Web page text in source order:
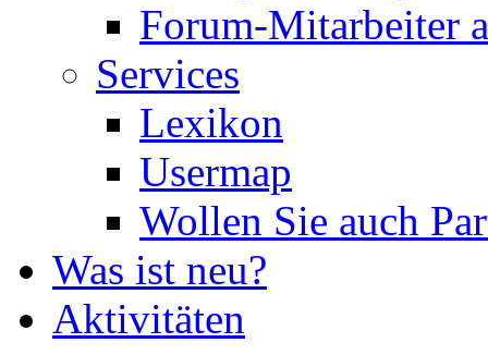
Forum-Mitarbeiter
Services
Lexikon
Usermap
Wollen Sie auch
Was ist neu?
Aktivitäten